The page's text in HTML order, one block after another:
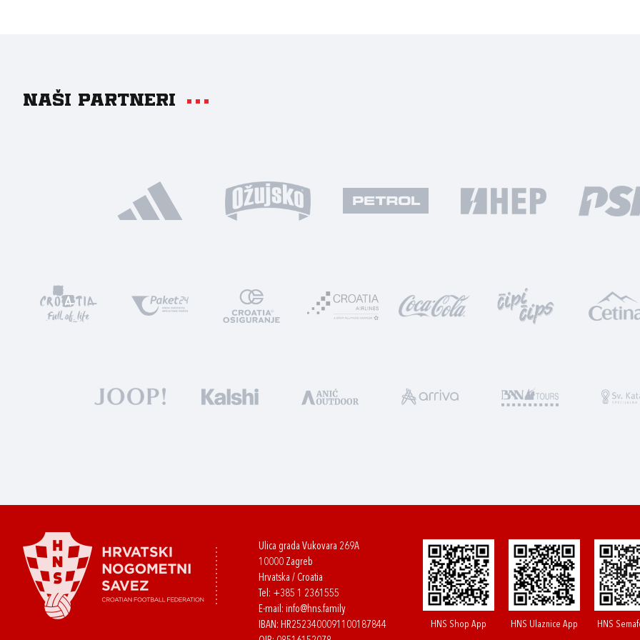
Naši partneri
Ulica grada Vukovara 269A
10000 Zagreb
Hrvatska / Croatia
Tel: +385 1 2361555
E-mail: info@hns.family
IBAN: HR2523400091100187844
HNS Shop App HNS Ulaznice App HNS